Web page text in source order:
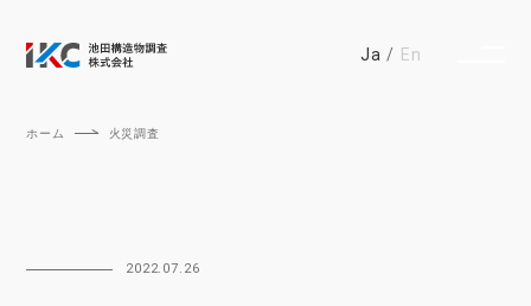
Ja En
ホーム 火災調査
2022.07.26